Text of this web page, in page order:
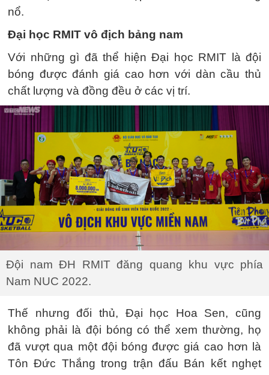
nổ.
Đại học RMIT vô địch bảng nam
Với những gì đã thể hiện Đại học RMIT là đội
bóng được đánh giá cao hơn với dàn cầu thủ
chất lượng và đồng đều ở các vị trí.
Đội nam ĐH RMIT đăng quang khu vực phía
Nam NUC 2022.
Thế nhưng đối thủ, Đại học Hoa Sen, cũng
không phải là đội bóng có thể xem thường, họ
đã vượt qua một đội bóng được giá cao hơn là
Tôn Đức Thắng trong trận đấu Bán kết nghẹt